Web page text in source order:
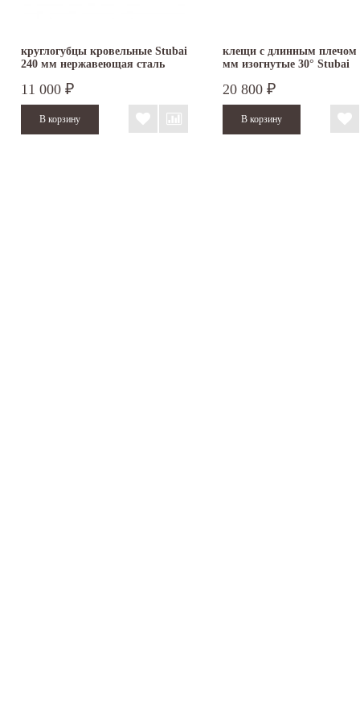
круглогубцы кровельные Stubai
240 мм нержавеющая сталь
11 000 ₽
клещи с длинным плечом
мм изогнутые 30° Stubai
20 800 ₽